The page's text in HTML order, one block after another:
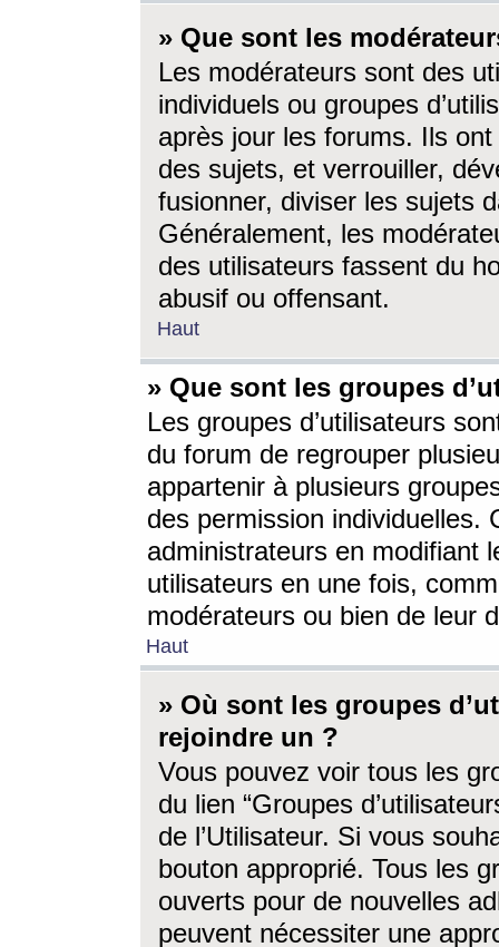
» Que sont les
Les modérateurs sont des
individuels ou groupes
après jour les forums. Ils ont
des sujets, et verrouiller,
fusionner, diviser les sujets
Généralement, les
des utilisateurs fassent du
abusif ou offensant.
Haut
» Que sont les groupes
Les groupes d’utilisateurs
du forum de regrouper
appartenir à plusieurs
des permission individuelles.
administrateurs en modifiant
utilisateurs en une fois,
modérateurs ou bien de leur
Haut
» Où sont les groupes
rejoindre un ?
Vous pouvez voir tous les
du lien “Groupes
de l’Utilisateur. Si vous
bouton approprié. Tous les
ouverts pour de nouvelles
peuvent nécessiter une